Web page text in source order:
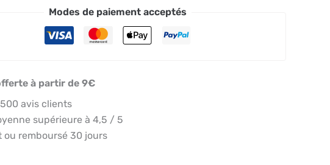
Modes de paiement acceptés
à partir de 9€
avis clients
supérieure à 4,5 / 5
ou remboursé 30 jours